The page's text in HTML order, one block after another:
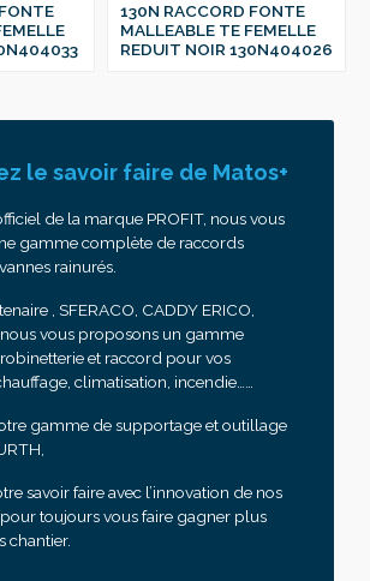
130N RACCORD FONTE
MALLEABLE TE FEMELLE
REDUIT NOIR 130N404026
le savoir faire de Matos+
de la marque PROFIT, nous vous
gamme complète de raccords
rainurés.
, SFERACO, CADDY ERICO,
nous vous proposons un gamme
et raccord pour vos
climatisation, incendie……
gamme de supportage et outillage
savoir faire avec l’innovation de nos
toujours vous faire gagner plus
chantier.